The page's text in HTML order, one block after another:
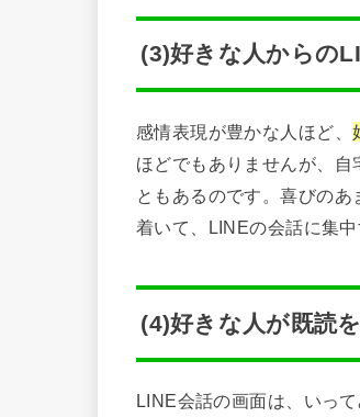
(3)好きな人からの
感情表現が豊かな人ほど、
ほどでもありませんが、
ともあるのです。喜びの
着いて、LINEの会話に集中
(4)好きな人が既読
LINE会話の画面は、いっ